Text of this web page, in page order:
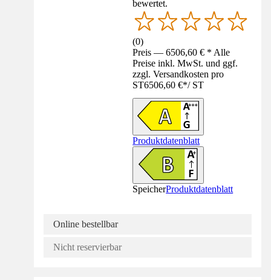
bewertet.
(0)
Preis — 6506,60 € * Alle
Preise inkl. MwSt. und ggf.
zzgl. Versandkosten pro
ST6506,60 €*/ ST
Produktdatenblatt
SpeicherProduktdatenblatt
Online bestellbar
Nicht reservierbar